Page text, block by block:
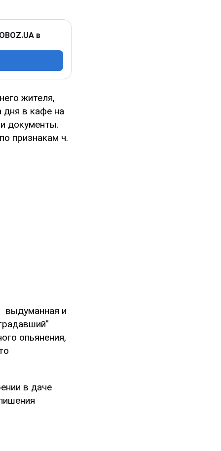
в
жителя,
дня в кафе на
документы.
признакам ч.
выдуманная и
опьянения,
в даче